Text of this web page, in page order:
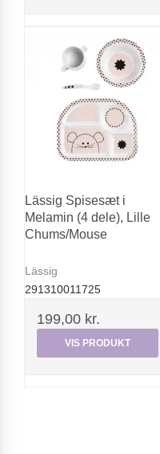
Lässig Spisesæt i
Melamin (4 dele), Lille
Chums/Mouse
Lässig
291310011725
199,00 kr.
VIS PRODUKT